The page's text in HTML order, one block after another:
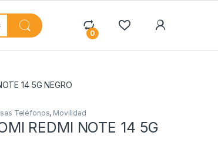
0
14 5G NEGRO
Teléfonos, Movilidad
REDMI NOTE 14 5G